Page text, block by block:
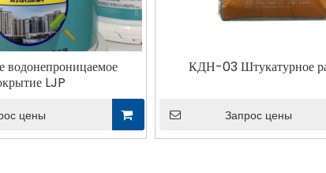
звукоизоляционная плата
водонепроницаемое
LJP
цены
КДН-03 Штукатурное
Запрос цены